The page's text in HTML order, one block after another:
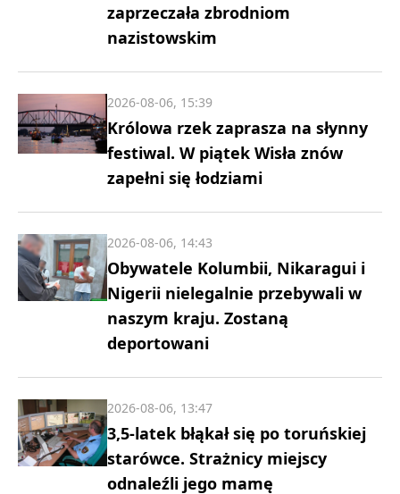
zaprzeczała zbrodniom
nazistowskim
Królowa rzek zaprasza na słynny
festiwal. W piątek Wisła znów
zapełni się łodziami
2026-08-06, 15:39
Obywatele Kolumbii, Nikaragui i
Nigerii nielegalnie przebywali w
naszym kraju. Zostaną
deportowani
2026-08-06, 14:43
3,5-latek błąkał się po toruńskiej
starówce. Strażnicy miejscy
odnaleźli jego mamę
2026-08-06, 13:47